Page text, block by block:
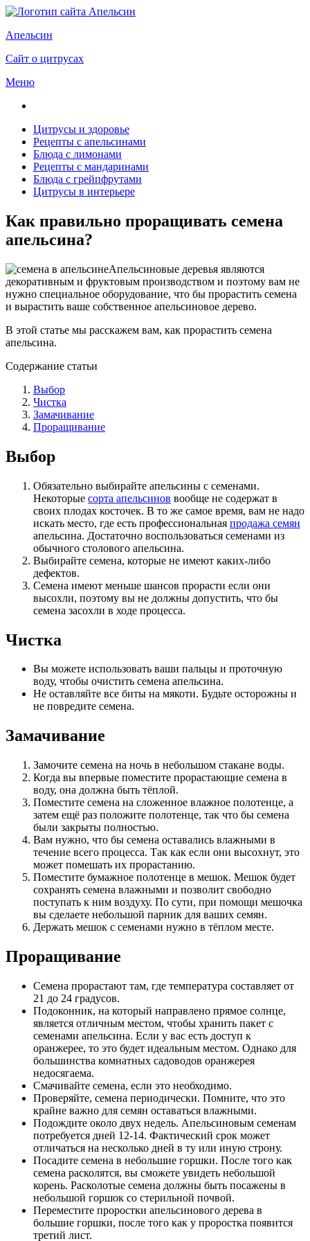
Апельсин
Сайт о цитрусах
Меню
Цитрусы и здоровье
Рецепты с апельсинами
Блюда с лимонами
Рецепты с мандаринами
Блюда с грейпфрутами
Цитрусы в интерьере
Как правильно проращивать семена
апельсина?
Апельсиновые деревья являются
декоративным и фруктовым производством и поэтому вам не
нужно специальное оборудование, что бы прорастить семена
и вырастить ваше собственное апельсиновое дерево.
В этой статье мы расскажем вам, как прорастить семена
апельсина.
Содержание статьи
Выбор
Чистка
Замачивание
Проращивание
Выбор
Обязательно выбирайте апельсины с семенами.
Некоторые сорта апельсинов вообще не содержат в
своих плодах косточек. В то же самое время, вам не надо
искать место, где есть профессиональная продажа семян
апельсина. Достаточно воспользоваться семенами из
обычного столового апельсина.
Выбирайте семена, которые не имеют каких-либо
дефектов.
Семена имеют меньше шансов прорасти если они
высохли, поэтому вы не должны допустить, что бы
семена засохли в ходе процесса.
Чистка
Вы можете использовать ваши пальцы и проточную
воду, чтобы очистить семена апельсина.
Не оставляйте все биты на мякоти. Будьте осторожны и
не повредите семена.
Замачивание
Замочите семена на ночь в небольшом стакане воды.
Когда вы впервые поместите прорастающие семена в
воду, она должна быть тёплой.
Поместите семена на сложенное влажное полотенце, а
затем ещё раз положите полотенце, так что бы семена
были закрыты полностью.
Вам нужно, что бы семена оставались влажными в
течение всего процесса. Так как если они высохнут, это
может помешать их прорастанию.
Поместите бумажное полотенце в мешок. Мешок будет
сохранять семена влажными и позволит свободно
поступать к ним воздуху. По сути, при помощи мешочка
вы сделаете небольшой парник для ваших семян.
Держать мешок с семенами нужно в тёплом месте.
Проращивание
Семена прорастают там, где температура составляет от
21 до 24 градусов.
Подоконник, на который направлено прямое солнце,
является отличным местом, чтобы хранить пакет с
семенами апельсина. Если у вас есть доступ к
оранжерее, то это будет идеальным местом. Однако для
большинства комнатных садоводов оранжерея
недосягаема.
Смачивайте семена, если это необходимо.
Проверяйте, семена периодически. Помните, что это
крайне важно для семян оставаться влажными.
Подождите около двух недель. Апельсиновым семенам
потребуется дней 12-14. Фактический срок может
отличаться на несколько дней в ту или иную строну.
Посадите семена в небольшие горшки. После того как
семена расколятся, вы сможете увидеть небольшой
корень. Расколотые семена должны быть посажены в
небольшой горшок со стерильной почвой.
Переместите проростки апельсинового дерева в
большие горшки, после того как у проростка появится
третий лист.